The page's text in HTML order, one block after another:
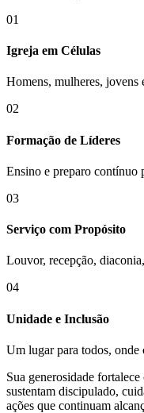
01
Igreja em Células
Homens, mulheres, jovens
02
Formação de Líderes
Ensino e preparo contínuo
03
Serviço com Propósito
Louvor, recepção,
04
Unidade e Inclusão
Um lugar para todos, onde
Sua generosidade
sustentam discipulado,
ações que continuam